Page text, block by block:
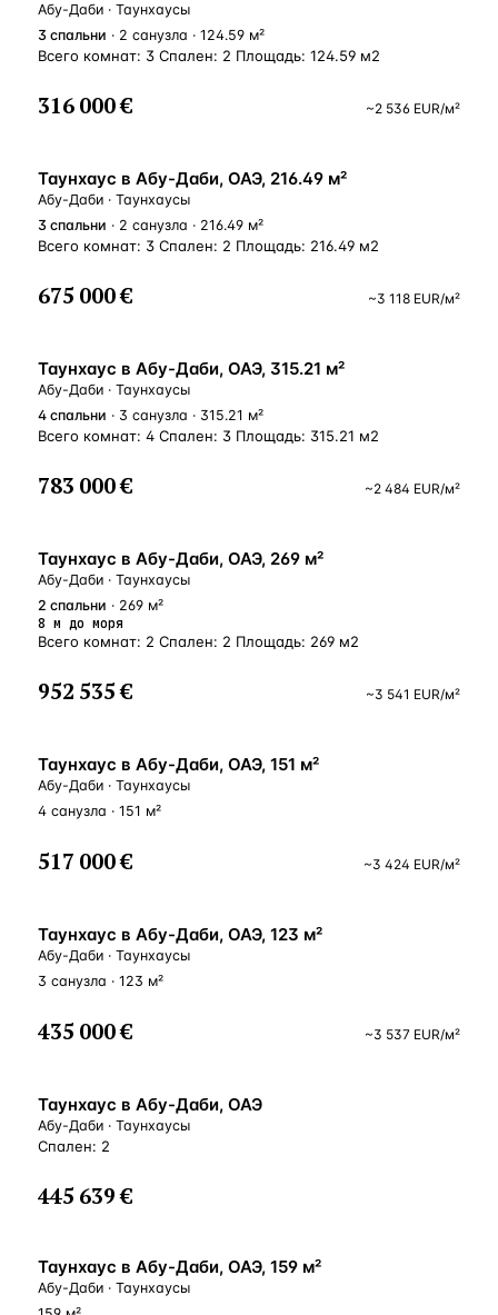
Абу-Даби · Таунхаусы
3 спальни · 2 санузла · 124.59 м²
Всего комнат: 3 Спален: 2 Площадь: 124.59 м2
316 000 € ~2 536 EUR/м²
ВНЖ
Таунхаус в Абу-Даби, ОАЭ, 216.49 м²
Абу-Даби · Таунхаусы
3 спальни · 2 санузла · 216.49 м²
Всего комнат: 3 Спален: 2 Площадь: 216.49 м2
675 000 € ~3 118 EUR/м²
ВНЖ
Таунхаус в Абу-Даби, ОАЭ, 315.21 м²
Абу-Даби · Таунхаусы
4 спальни · 3 санузла · 315.21 м²
Всего комнат: 4 Спален: 3 Площадь: 315.21 м2
783 000 € ~2 484 EUR/м²
У МОРЯ
Таунхаус в Абу-Даби, ОАЭ, 269 м²
Абу-Даби · Таунхаусы
2 спальни · 269 м²
8 м до моря
Всего комнат: 2 Спален: 2 Площадь: 269 м2
952 535 € ~3 541 EUR/м²
ВНЖ
Таунхаус в Абу-Даби, ОАЭ, 151 м²
Абу-Даби · Таунхаусы
4 санузла · 151 м²
517 000 € ~3 424 EUR/м²
ВНЖ
Таунхаус в Абу-Даби, ОАЭ, 123 м²
Абу-Даби · Таунхаусы
3 санузла · 123 м²
435 000 € ~3 537 EUR/м²
ВНЖ
Таунхаус в Абу-Даби, ОАЭ
Абу-Даби · Таунхаусы
Спален: 2
445 639 €
ВНЖ
Таунхаус в Абу-Даби, ОАЭ, 159 м²
Абу-Даби · Таунхаусы